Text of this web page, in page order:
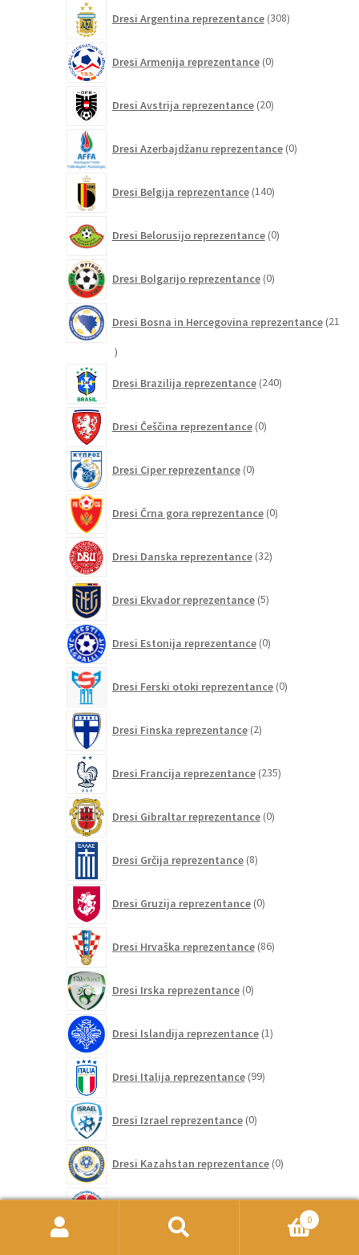
Dresi Argentina reprezentance 308izdelkov
Dresi Armenija reprezentance 0izdelkov
Dresi Avstrija reprezentance 20izdelkov
Dresi Azerbajdžanu reprezentance 0izdelkov
Dresi Belgija reprezentance 140izdelkov
Dresi Belorusijo reprezentance 0izdelkov
Dresi Bolgarijo reprezentance 0izdelkov
Dresi Bosna in Hercegovina reprezentance 21
21
Dresi Brazilija reprezentance 240izdelkov
Dresi Češčina reprezentance 0izdelkov
Dresi Ciper reprezentance 0izdelkov
Dresi Črna gora reprezentance 0izdelkov
Dresi Danska reprezentance 32izdelkov
Dresi Ekvador reprezentance 5izdelkov
Dresi Estonija reprezentance 0izdelkov
Dresi Ferski otoki reprezentance 0izdelkov
Dresi Finska reprezentance 2izdelka
Dresi Francija reprezentance 235izdelkov
Dresi Gibraltar reprezentance 0izdelkov
Dresi Grčija reprezentance 8izdelkov
Dresi Gruzija reprezentance 0izdelkov
Dresi Hrvaška reprezentance 86izdelkov
Dresi Irska reprezentance 0izdelkov
Dresi Islandija reprezentance 1izdelek
Dresi Italija reprezentance 99izdelkov
Dresi Izrael reprezentance 0izdelkov
Dresi Kazahstan reprezentance 0izdelkov
63
izdelkov
0